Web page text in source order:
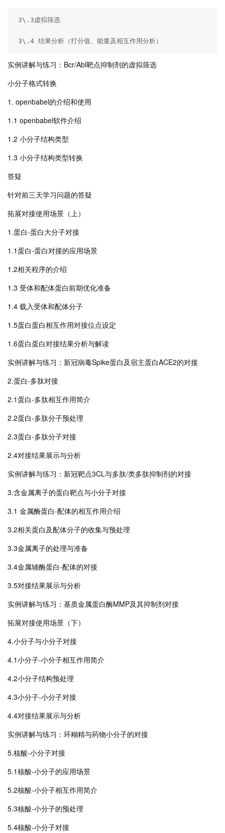
3\.3虚拟筛选
3\.4 结果分析（打分值、能量及相互作用分析）
实例讲解与练习：Bcr/Abl靶点抑制剂的虚拟筛选
小分子格式转换
1. openbabel的介绍和使用
1.1 openbabel软件介绍
1.2 小分子结构类型
1.3 小分子结构类型转换
答疑
针对前三天学习问题的答疑
拓展对接使用场景（上）
1.蛋白-蛋白大分子对接
1.1蛋白-蛋白对接的应用场景
1.2相关程序的介绍
1.3 受体和配体蛋白前期优化准备
1.4 载入受体和配体分子
1.5蛋白蛋白相互作用对接位点设定
1.6蛋白蛋白对接结果分析与解读
实例讲解与练习：新冠病毒Spike蛋白及宿主蛋白ACE2的对接
2.蛋白-多肽对接
2.1蛋白-多肽相互作用简介
2.2蛋白-多肽分子预处理
2.3蛋白-多肽分子对接
2.4对接结果展示与分析
实例讲解与练习：新冠靶点3CL与多肽/类多肽抑制剂的对接
3.含金属离子的蛋白靶点与小分子对接
3.1 金属酶蛋白-配体的相互作用介绍
3.2相关蛋白及配体分子的收集与预处理
3.3金属离子的处理与准备
3.4金属辅酶蛋白-配体的对接
3.5对接结果展示与分析
实例讲解与练习：基质金属蛋白酶MMP及其抑制剂对接
拓展对接使用场景（下）
4.小分子与小分子对接
4.1小分子-小分子相互作用简介
4.2小分子结构预处理
4.3小分子-小分子对接
4.4对接结果展示与分析
实例讲解与练习：环糊精与药物小分子的对接
5.核酸-小分子对接
5.1核酸-小分子的应用场景
5.2核酸-小分子相互作用简介
5.3核酸-小分子的预处理
5.4核酸-小分子对接